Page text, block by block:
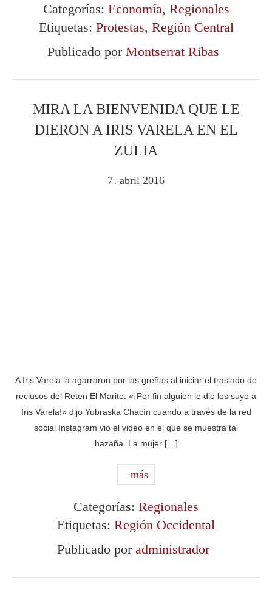
Categorías: Economía, Regionales
Etiquetas: Protestas, Región Central
Publicado por Montserrat Ribas
MIRA LA BIENVENIDA QUE LE
DIERON A IRIS VARELA EN EL
ZULIA
7 abril 2016
A Iris Varela la agarraron por las greñas al iniciar el traslado de
reclusos del Reten El Marite. «¡Por fin alguien le dio los suyo a
Iris Varela!» dijo Yubraska Chacín cuando a través de la red
social Instagram vio el video en el que se muestra tal
hazaña. La mujer […]
más
Categorías: Regionales
Etiquetas: Región Occidental
Publicado por administrador